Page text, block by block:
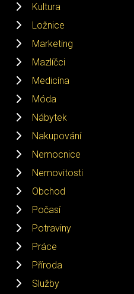
Kultura
Ložnice
Marketing
Mazlíčci
Medicína
Móda
Nábytek
Nakupování
Nemocnice
Nemovitosti
Obchod
Počasí
Potraviny
Práce
Příroda
Služby